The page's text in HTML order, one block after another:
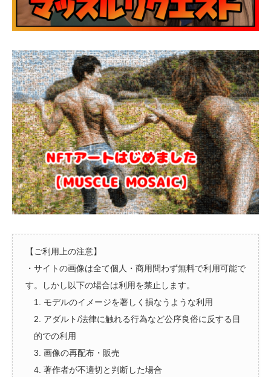
【ご利用上の注意】
・サイトの画像は全て個人・商用問わず無料で利用可能で
す。しかし以下の場合は利用を禁止します。
1. モデルのイメージを著しく損なうような利用
2. アダルト/法律に触れる行為など公序良俗に反する目
的での利用
3. 画像の再配布・販売
4. 著作者が不適切と判断した場合